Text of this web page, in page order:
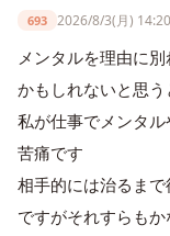
693 2026/8/3(月) 14:20
メンタルを理由に
かもしれないと思
私が仕事でメンタ
苦痛です
相手的には治るま
ですがそれすらも